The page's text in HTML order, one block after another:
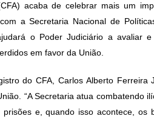
acaba de celebrar mais um
a Secretaria Nacional de
o Poder Judiciário a avaliar
em favor da União.
do CFA, Carlos Alberto
“A Secretaria atua combatendo
e, quando isso acontece, os